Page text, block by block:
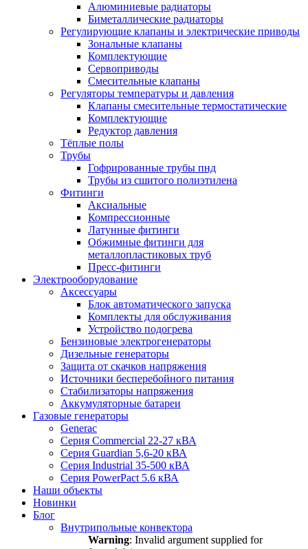
Алюминиевые радиаторы
Биметаллические радиаторы
Регулирующие клапаны и электрические приводы
Зональные клапаны
Комплектующие
Сервоприводы
Смесительные клапаны
Регуляторы температуры и давления
Клапаны смесительные термостатические
Комплектующие
Редуктор давления
Тёплые полы
Трубы
Гофрированные трубы пнд
Трубы из сшитого полиэтилена
Фитинги
Аксиальные
Компрессионные
Латунные фитинги
Обжимные фитинги для
металлопластиковых труб
Пресс-фитинги
Электрооборудование
Аксессуары
Блок автоматического запуска
Комплекты для обслуживания
Устройство подогрева
Бензиновые электрогенераторы
Дизельные генераторы
Защита от скачков напряжения
Источники бесперебойного питания
Стабилизаторы напряжения
Аккумуляторные батареи
Газовые генераторы
Generac
Серия Commercial 22-27 кВА
Серия Guardian 5,6-20 кВА
Серия Industrial 35-500 кВА
Серия PowerPact 5.6 кВА
Наши объекты
Новинки
Блог
Внутрипольные конвектора
Warning: Invalid argument supplied for